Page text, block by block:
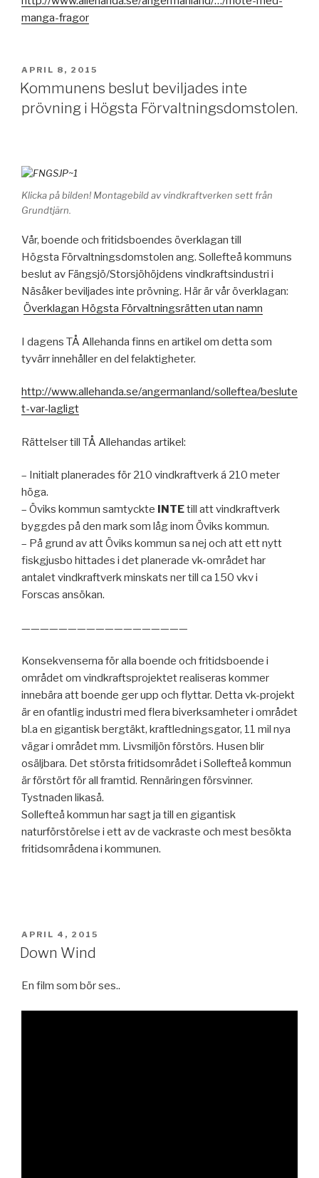
manga-fragor
PUBLICERAT
APRIL 8, 2015
Kommunens beslut beviljades inte
prövning i Högsta Förvaltningsdomstolen.
Klicka på bilden! Montagebild av vindkraftverken sett från
Grundtjärn.
Vår, boende och fritidsboendes överklagan till
Högsta Förvaltningsdomstolen ang. Sollefteå kommuns
beslut av Fängsjö/Storsjöhöjdens vindkraftsindustri i
Näsåker beviljades inte prövning. Här är vår överklagan:
Överklagan Högsta Förvaltningsrätten utan namn
I dagens TÅ Allehanda finns en artikel om detta som
tyvärr innehåller en del felaktigheter.
http://www.allehanda.se/angermanland/solleftea/beslute
t-var-lagligt
Rättelser till TÅ Allehandas artikel:
– Initialt planerades för 210 vindkraftverk á 210 meter
höga.
– Öviks kommun samtyckte
INTEtill att vindkraftverk
byggdes på den mark som låg inom Öviks kommun.
– På grund av att Öviks kommun sa nej och att ett nytt
fiskgjusbo hittades i det planerade vk-området har
antalet vindkraftverk minskats ner till ca 150 vkv i
Forscas ansökan.
——————————————————
Konsekvenserna för alla boende och fritidsboende i
området om vindkraftsprojektet realiseras kommer
innebära att boende ger upp och flyttar. Detta vk-projekt
är en ofantlig industri med flera biverksamheter i området
bl.a en gigantisk bergtäkt, kraftledningsgator, 11 mil nya
vägar i området mm. Livsmiljön förstörs. Husen blir
osäljbara. Det största fritidsområdet i Sollefteå kommun
är förstört för all framtid. Rennäringen försvinner.
Tystnaden likaså.
Sollefteå kommun har sagt ja till en gigantisk
naturförstörelse i ett av de vackraste och mest besökta
fritidsområdena i kommunen.
PUBLICERAT
APRIL 4, 2015
Down Wind
En film som bör ses..